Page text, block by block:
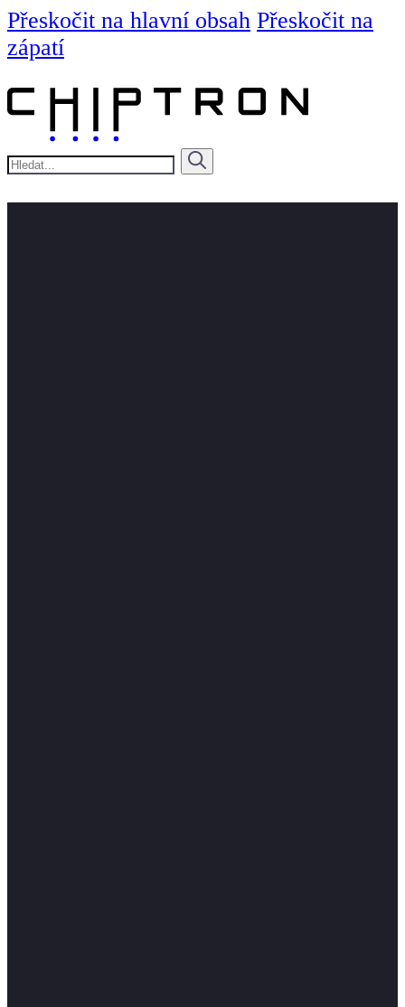
Přeskočit na hlavní obsah Přeskočit na
zápatí
Hledat